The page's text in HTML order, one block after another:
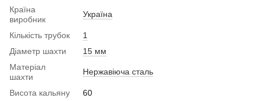
Країна
виробник
Україна
Кількість трубок
1
Діаметр шахти
15 мм
Матеріал
шахти
Нержавіюча сталь
Висота кальяну 60